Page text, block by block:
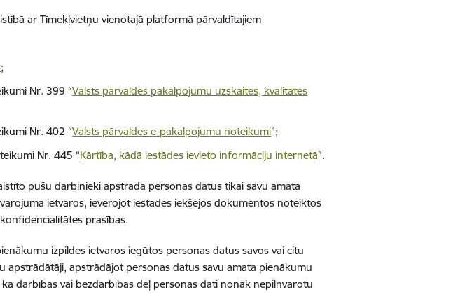
ar Tīmekļvietņu vienotajā platformā pārvaldītajiem
;
Nr. 399 “Valsts pārvaldes pakalpojumu uzskaites, kvalitātes
Nr. 402 “Valsts pārvaldes e-pakalpojumu noteikumi”;
Nr. 445 “Kārtība, kādā iestādes ievieto informāciju internetā”.
pušu darbinieki apstrādā personas datus tikai savu amata
ietvaros, ievērojot iestādes iekšējos dokumentos noteiktos
prasības.
izpildes ietvaros iegūtos personas datus savos vai citu
apstrādātāji, apstrādājot personas datus savu amata pienākumu
darbības vai bezdarbības dēļ personas dati nonāk nepilnvarotu